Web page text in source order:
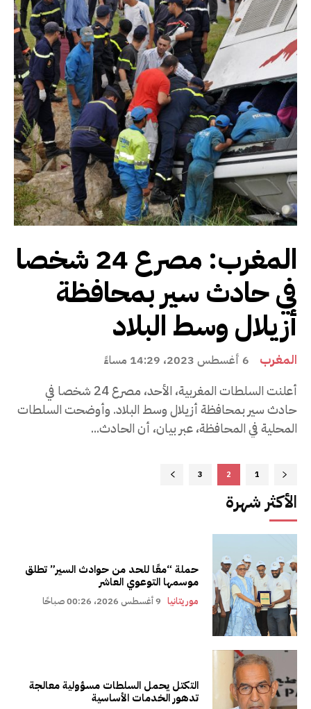
المغرب: مصرع 24 شخصا
في حادث سير بمحافظة
أزيلال وسط البلاد
المغرب 6 أغسطس 2023، 14:29 مساءً
أعلنت السلطات المغربية، الأحد، مصرع 24 شخصا في
حادث سير بمحافظة أزيلال وسط البلاد. وأوضحت السلطات
المحلية في المحافظة، عبر بيان، أن الحادث...
1
2
3
الأكثر شهرة
حملة “معًا للحد من حوادث السير” تطلق
موسمها التوعوي العاشر
موريتانيا 9 أغسطس 2026، 00:26 صباحًا
التكتل يحمل السلطات مسؤولية معالجة
تدهور الخدمات الأساسية